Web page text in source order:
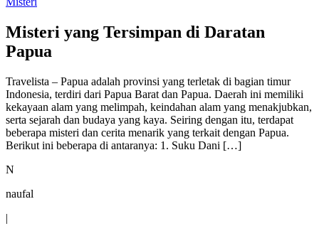
Misteri yang Tersimpan di Daratan
Papua
Travelista – Papua adalah provinsi yang terletak di bagian timur
Indonesia, terdiri dari Papua Barat dan Papua. Daerah ini memiliki
kekayaan alam yang melimpah, keindahan alam yang menakjubkan,
serta sejarah dan budaya yang kaya. Seiring dengan itu, terdapat
beberapa misteri dan cerita menarik yang terkait dengan Papua.
Berikut ini beberapa di antaranya: 1. Suku Dani […]
N
naufal
|